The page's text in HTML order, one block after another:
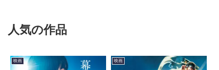
人気の作品
映画 映画